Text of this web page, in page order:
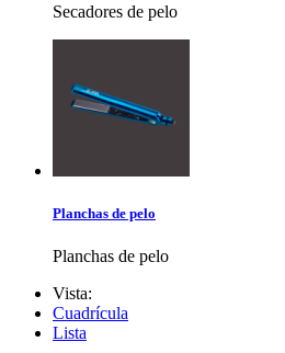
Secadores de pelo
Planchas de pelo
Planchas de pelo
Vista:
Cuadrícula
Lista